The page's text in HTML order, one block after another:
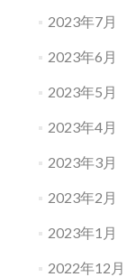
2023年7月
2023年6月
2023年5月
2023年4月
2023年3月
2023年2月
2023年1月
2022年12月